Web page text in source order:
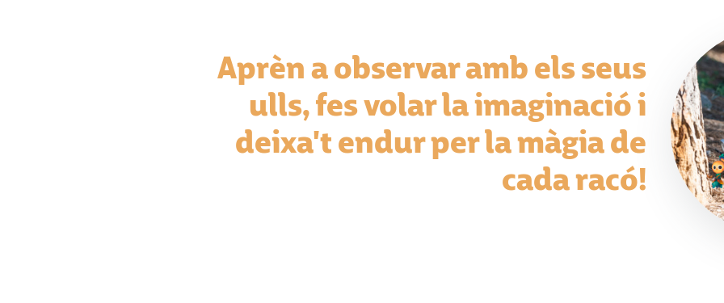
Aprèn a observar amb els seus
ulls, fes volar la imaginació i
deixa't endur per la màgia de
cada racó!